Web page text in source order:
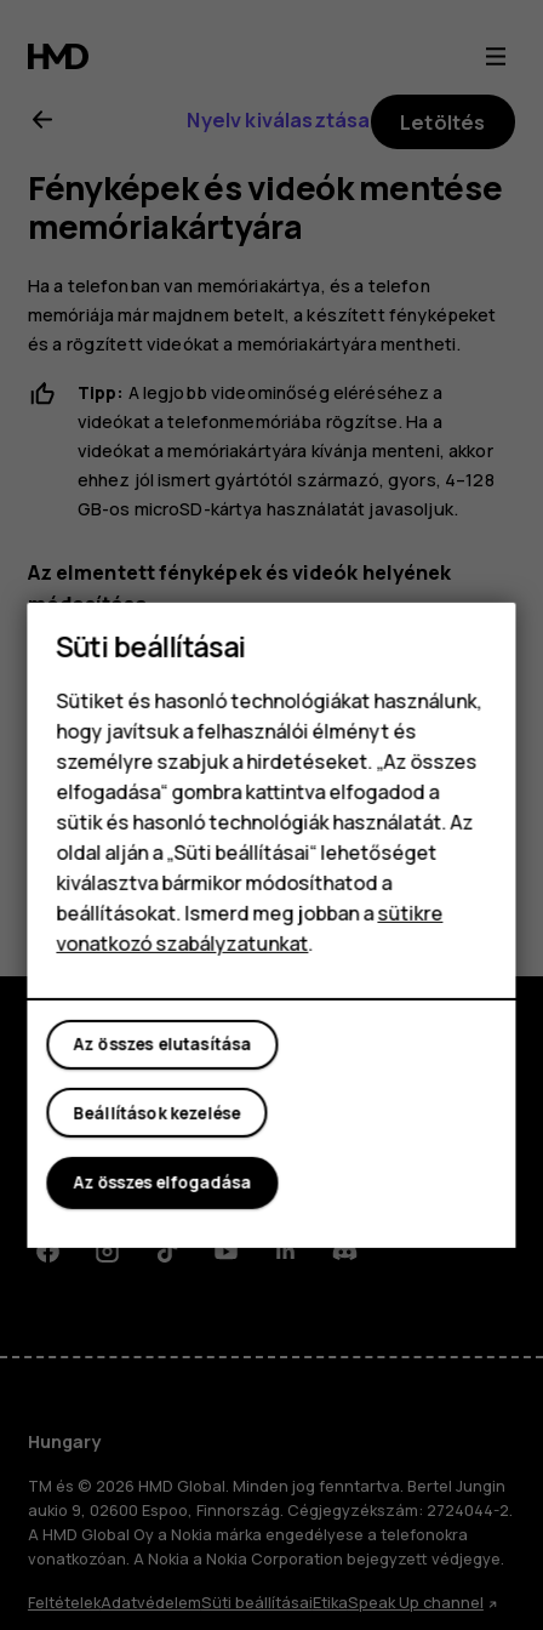
Nokia
2.1
felhasználói
kézikönyv
Okostelefonok
Klasszikus telefonok
Tartozékok
Táblagépek
Nyelv kiválasztása Letöltés
Fényképek és videók mentése
memóriakártyára
Ha a telefonban van memóriakártya, és a telefon
memóriája már majdnem betelt, a készített fényképeket
és a rögzített videókat a memóriakártyára mentheti.
Tipp: A legjobb videominőség eléréséhez a
videókat a telefonmemóriába rögzítse. Ha a
videókat a memóriakártyára kívánja menteni, akkor
ehhez jól ismert gyártótól származó, gyors, 4–128
GB-os microSD-kártya használatát javasoljuk.
Az elmentett fényképek és videók helyének
módosítása
Koppintson aKamera
Koppintson a menu>settingsBeállítások>Tárhely
lehetőségre.
Hasznosnak találtad?
Igen Nem
Fedezd fel
Rólunk
Planet and people
Támogatás
FacebookInstagramTiktokYoutubeLinkedinDiscord
Hungary
TM és © 2026 HMD Global. Minden jog fenntartva. Bertel Jungin
aukio 9, 02600 Espoo, Finnország. Cégjegyzékszám: 2724044-2.
A HMD Global Oy a Nokia márka engedélyese a telefonokra
vonatkozóan. A Nokia a Nokia Corporation bejegyzett védjegye.
FeltételekAdatvédelemSüti beállításaiEtikaSpeak Up channel
Süti beállításai
Sütiket és hasonló technológiákat használunk,
hogy javítsuk a felhasználói élményt és
személyre szabjuk a hirdetéseket. „Az összes
elfogadása“ gombra kattintva elfogadod a
sütik és hasonló technológiák használatát. Az
oldal alján a „Süti beállításai“ lehetőséget
kiválasztva bármikor módosíthatod a
beállításokat. Ismerd meg jobban asütikre
vonatkozó szabályzatunkat.
Az összes elutasítása
Beállítások kezelése
Az összes elfogadása